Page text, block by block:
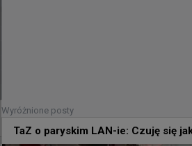
Wyróżnione posty
TaZ o paryskim LAN-ie: Czuję się